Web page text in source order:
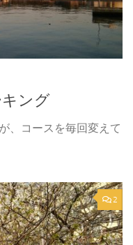
ング
、コースを毎回変えて
2